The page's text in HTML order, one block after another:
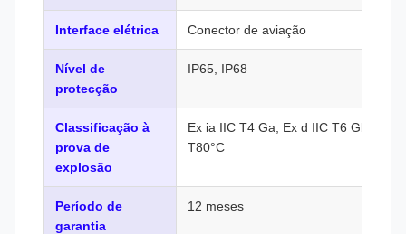
Interface elétrica Conector de aviação
Nível de
protecção
IP65, IP68
Classificação à
prova de
explosão
Ex ia IIC T4 Ga, Ex d IIC T6 Gb, Ex
T80°C
Período de
garantia
12 meses